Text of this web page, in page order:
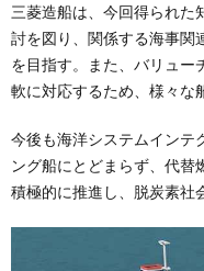
三菱造船は、今回得られた
討を図り、関係する海事関
を目指す。また、バリュー
軟に対応するため、様々な
今後も海洋システムインテ
ング船にとどまらず、代替
積極的に推進し、脱炭素社